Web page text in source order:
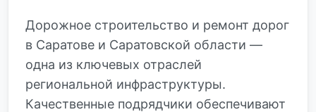
Дорожное строительство и ремонт дорог
в Саратове и Саратовской области —
одна из ключевых отраслей
региональной инфраструктуры.
Качественные подрядчики обеспечивают